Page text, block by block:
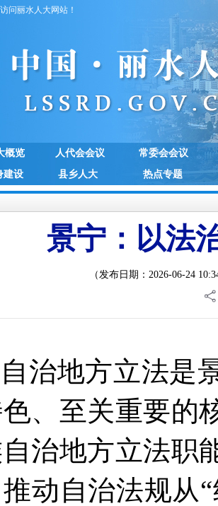
问丽水人大网站！
概览 人代会会议
常委会会议
建设
县乡人大 热点专题
景宁：以法
（发布日期：2026-06-24
治地方立法是
、至关重要的
治地方立法职
动自治法规从